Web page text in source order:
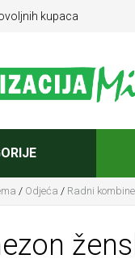
kupaca
/ Odjeća / Radni